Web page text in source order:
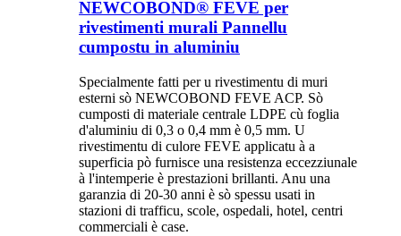
NEWCOBOND® FEVE per
rivestimenti murali Pannellu
cumpostu in aluminiu
Specialmente fatti per u rivestimentu di muri
esterni sò NEWCOBOND FEVE ACP. Sò
cumposti di materiale centrale LDPE cù foglia
d'aluminiu di 0,3 o 0,4 mm è 0,5 mm. U
rivestimentu di culore FEVE applicatu à a
superficia pò furnisce una resistenza eccezziunale
à l'intemperie è prestazioni brillanti. Anu una
garanzia di 20-30 anni è sò spessu usati in
stazioni di trafficu, scole, ospedali, hotel, centri
commerciali è case.